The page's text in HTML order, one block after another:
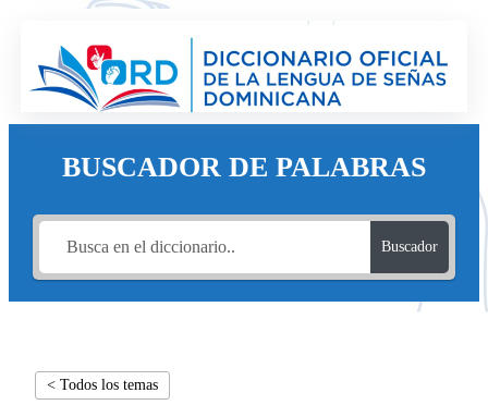
BUSCADOR DE PALABRAS
Buscador
< Todos los temas